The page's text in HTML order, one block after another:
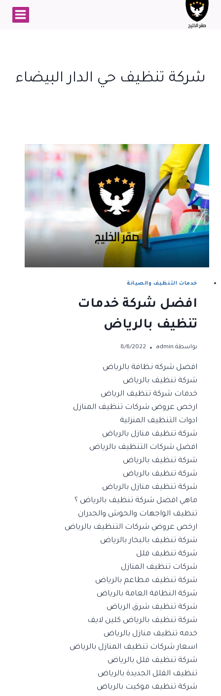
التجاوز
شركة تنظيف حي الدار البيضاء
خدمات التنظيف والصيانة
افضل شركة خدمات
تنظيف بالرياض
بواسطة admin
8/6/2022
افضل شركه نظافة بالرياض
شركة تنظيف بالرياض
خدمات شركة تنظيف الرياض
ارخص عروض شركات تنظيف المنازل
ادوات التنظيف المنزلية
شركة تنظيف منازل بالرياض
افضل شركات التنظيف بالرياض
شركة تنظيف بالرياض
شركة تنظيف بالرياض
شركة تنظيف منازل بالرياض
ماهي افضل شركة تنظيف بالرياض ؟
تنظيف الواجهات والحوش والجدران
ارخص عروض شركات التنظيف بالرياض
شركة تنظيف بالبخار بالرياض
شركة تنظيف فلل
شركات تنظيف المنازل
شركة تنظيف مطاعم بالرياض
شركة النظافة العامة بالرياض
شركة تنظيف شرق الرياض
شركة تنظيف بالرياض كلين لايف
خدمه تنظيف منازل بالرياض
اسعار شركات تنظيف المنازل بالرياض
شركة تنظيف فلل بالرياض
تنظيف الفلل الجديدة بالرياض
شركة تنظيف موكيت بالرياض